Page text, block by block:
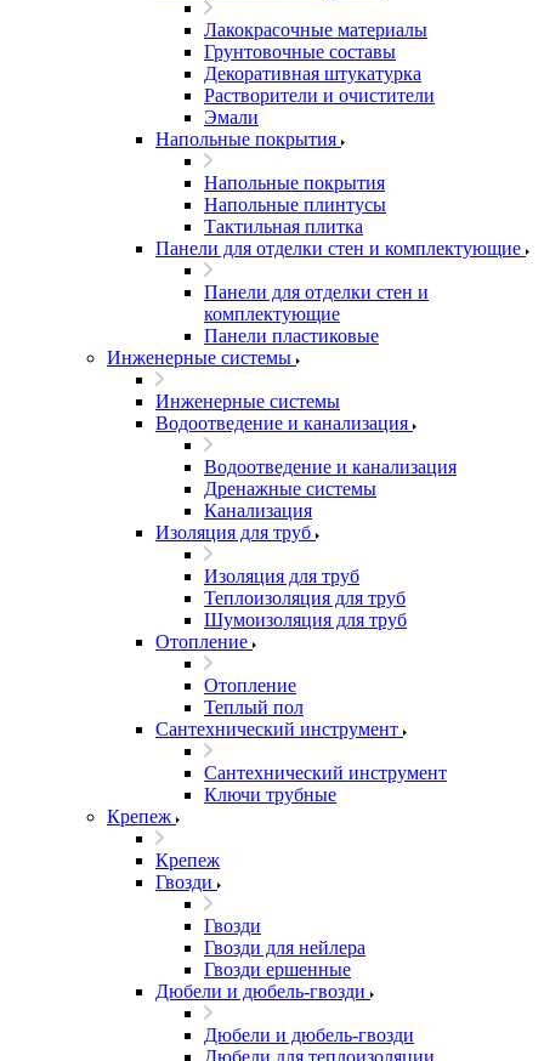
Лакокрасочные материалы
Грунтовочные составы
Декоративная штукатурка
Растворители и очистители
Эмали
Напольные покрытия
Напольные покрытия
Напольные плинтусы
Тактильная плитка
Панели для отделки стен и комплектующие
Панели для отделки стен и
комплектующие
Панели пластиковые
Инженерные системы
Инженерные системы
Водоотведение и канализация
Водоотведение и канализация
Дренажные системы
Канализация
Изоляция для труб
Изоляция для труб
Теплоизоляция для труб
Шумоизоляция для труб
Отопление
Отопление
Теплый пол
Сантехнический инструмент
Сантехнический инструмент
Ключи трубные
Крепеж
Крепеж
Гвозди
Гвозди
Гвозди для нейлера
Гвозди ершенные
Дюбели и дюбель-гвозди
Дюбели и дюбель-гвозди
Дюбели для теплоизоляции